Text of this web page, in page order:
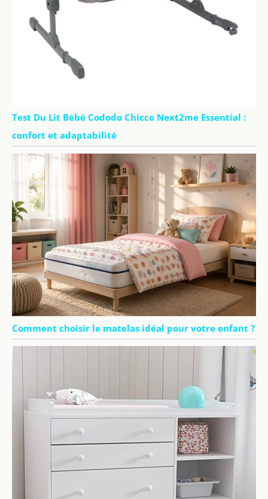
Test Du Lit Bébé Cododo Chicco Next2me Essential :
confort et adaptabilité
Comment choisir le matelas idéal pour votre enfant ?